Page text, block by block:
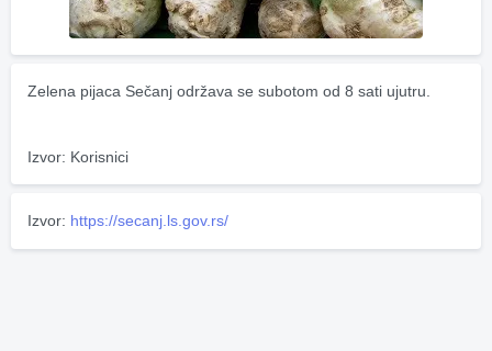
Zelena pijaca Sečanj održava se subotom od 8 sati ujutru.
Izvor: Korisnici
Izvor: https://secanj.ls.gov.rs/